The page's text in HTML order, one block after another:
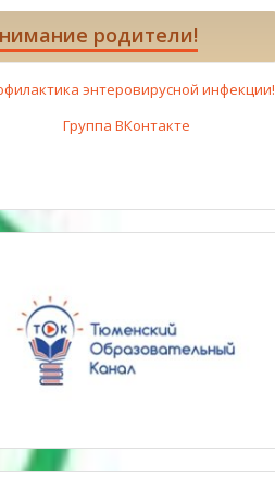
родители!
энтеровирусной инфекции!
Группа ВКонтакте